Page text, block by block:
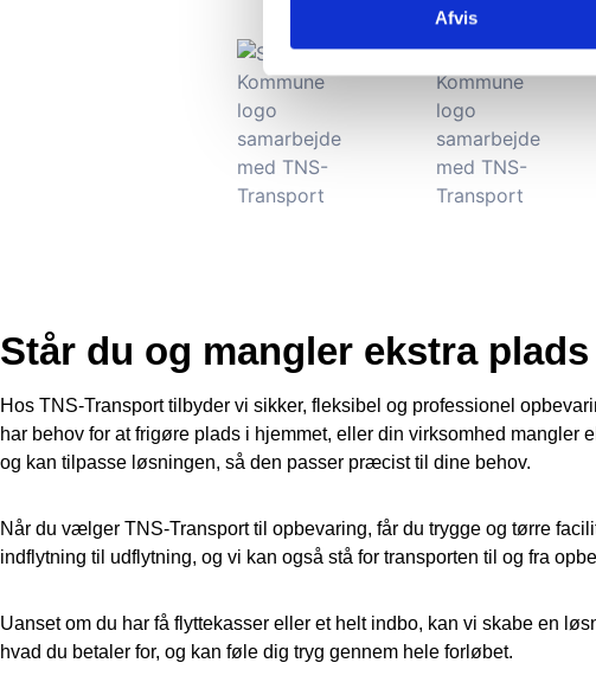
Afvis
Står du og mangler ekstra
Hos TNS-Transport tilbyder vi sikker, fleksibel og professionel
har behov for at frigøre plads i hjemmet, eller din virksomhed
og kan tilpasse løsningen, så den passer præcist til dine behov.
Når du vælger TNS-Transport til opbevaring, får du trygge og tørre
indflytning til udflytning, og vi kan også stå for transporten til og fra
Uanset om du har få flyttekasser eller et helt indbo, kan vi skabe en
hvad du betaler for, og kan føle dig tryg gennem hele forløbet.